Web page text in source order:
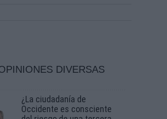
DIVERSAS
¿La ciudadanía de
Occidente es consciente